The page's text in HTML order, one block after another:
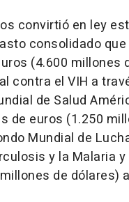
convirtió en ley
consolidado que
(4.600 millones
contra el VIH a
de Salud
de euros (1.250
Mundial de
y la Malaria
de dólares) a